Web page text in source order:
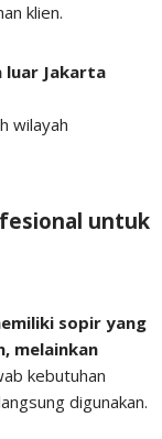
klien.
luar Jakarta
wilayah
untuk
sopir yang
melainkan
kebutuhan
digunakan.